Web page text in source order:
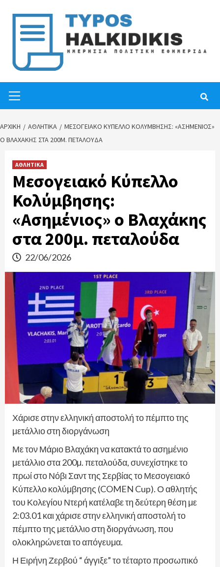
content
Menu
ΑΡΧΙΚΉ ΑΘΛΗΤΙΚΑ
ΜΕΣΟΓΕΙΑΚΌ ΚΎΠΕΛΛΟ ΚΟΛΎΜΒΗΣΗΣ: «ΑΣΗΜΈΝΙΟΣ»
Ο ΒΛΑΧΆΚΗΣ ΣΤΑ 200Μ. ΠΕΤΑΛΟΎΔΑ
ΑΘΛΗΤΙΚΑ
Μεσογειακό Κύπελλο
Κολύμβησης:
«Ασημένιος» ο Βλαχάκης
στα 200μ. πεταλούδα
22/06/2026
Χάρισε στην ελληνική αποστολή το πέμπτο της
μετάλλιο στη διοργάνωση
Με τον Μάριο Βλαχάκη να κατακτά το ασημένιο
μετάλλιο στα 200μ. πεταλούδα, συνεχίστηκε το
πρωί στο Νόβι Σαντ της Σερβίας το Μεσογειακό
Κύπελλο κολύμβησης (COMEN Cup). Ο αθλητής
του Κολεγίου Ντερή κατέλαβε τη δεύτερη θέση με
2:03.01 και χάρισε στην ελληνική αποστολή το
πέμπτο της μετάλλιο στη διοργάνωση, που
ολοκληρώνεται το απόγευμα.
Η Ειρήνη Ζερβού “ άγγιξε” το τέταρτο προσωπικό